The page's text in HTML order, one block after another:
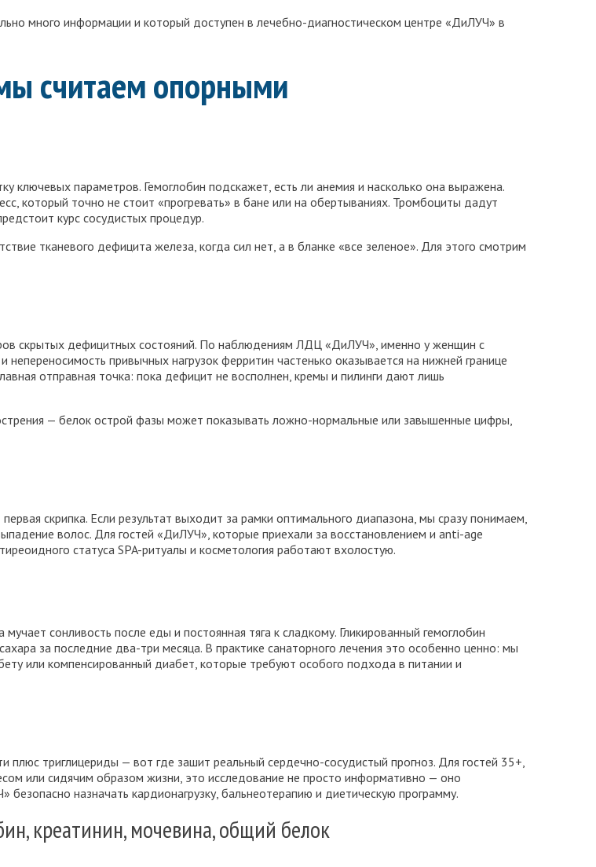
много информации и который доступен в лечебно-диагностическом центре «ДиЛУЧ» в
считаем опорными
ключевых параметров. Гемоглобин подскажет, есть ли анемия и насколько она выражена.
который точно не стоит «прогревать» в бане или на обертываниях. Тромбоциты дадут
курс сосудистых процедур.
тканевого дефицита железа, когда сил нет, а в бланке «все зеленое». Для этого смотрим
скрытых дефицитных состояний. По наблюдениям ЛДЦ «ДиЛУЧ», именно у женщин с
привычных нагрузок ферритин частенько оказывается на нижней границе
отправная точка: пока дефицит не восполнен, кремы и пилинги дают лишь
— белок острой фазы может показывать ложно-нормальные или завышенные цифры,
скрипка. Если результат выходит за рамки оптимального диапазона, мы сразу понимаем,
волос. Для гостей «ДиЛУЧ», которые приехали за восстановлением и anti-age
статуса SPA-ритуалы и косметология работают вхолостую.
сонливость после еды и постоянная тяга к сладкому. Гликированный гемоглобин
за последние два-три месяца. В практике санаторного лечения это особенно ценно: мы
или компенсированный диабет, которые требуют особого подхода в питании и
триглицериды — вот где зашит реальный сердечно-сосудистый прогноз. Для гостей 35+,
или сидячим образом жизни, это исследование не просто информативно — оно
назначать кардионагрузку, бальнеотерапию и диетическую программу.
креатинин, мочевина, общий белок